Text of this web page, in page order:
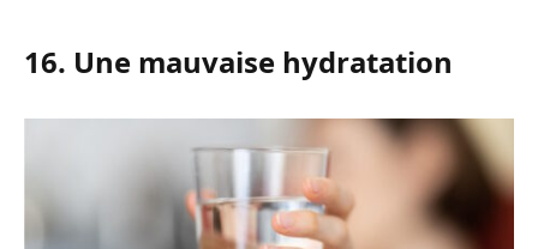
16. Une mauvaise hydratation